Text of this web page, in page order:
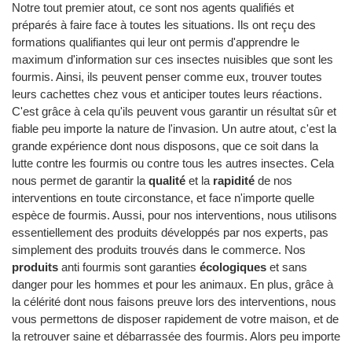
Notre tout premier atout, ce sont nos agents qualifiés et
préparés à faire face à toutes les situations. Ils ont reçu des
formations qualifiantes qui leur ont permis d'apprendre le
maximum d'information sur ces insectes nuisibles que sont les
fourmis. Ainsi, ils peuvent penser comme eux, trouver toutes
leurs cachettes chez vous et anticiper toutes leurs réactions.
C'est grâce à cela qu'ils peuvent vous garantir un résultat sûr et
fiable peu importe la nature de l'invasion. Un autre atout, c'est la
grande expérience dont nous disposons, que ce soit dans la
lutte contre les fourmis ou contre tous les autres insectes. Cela
nous permet de garantir la qualité et la rapidité de nos
interventions en toute circonstance, et face n'importe quelle
espèce de fourmis. Aussi, pour nos interventions, nous utilisons
essentiellement des produits développés par nos experts, pas
simplement des produits trouvés dans le commerce. Nos
produits anti fourmis sont garanties écologiques et sans
danger pour les hommes et pour les animaux. En plus, grâce à
la célérité dont nous faisons preuve lors des interventions, nous
vous permettons de disposer rapidement de votre maison, et de
la retrouver saine et débarrassée des fourmis. Alors peu importe